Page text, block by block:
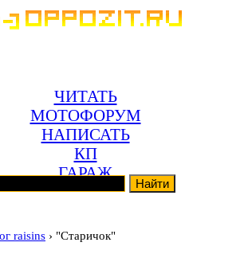
ЧИТАТЬ
МОТОФОРУМ
НАПИСАТЬ
КП
ГАРАЖ
raisins › "Старичок"